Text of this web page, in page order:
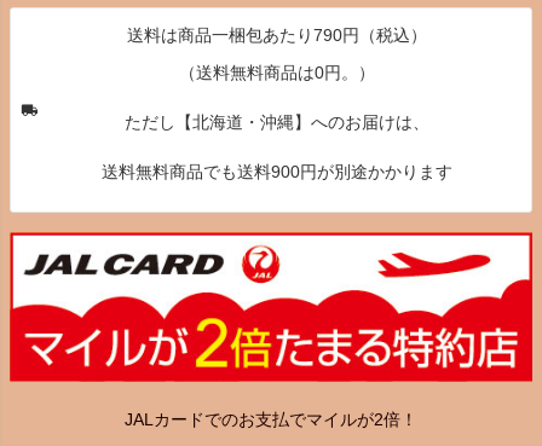
送料は商品一梱包あたり790円（税込）
（送料無料商品は0円。）
ただし【北海道・沖縄】へのお届けは、
送料無料商品でも送料900円が別途かかります
JALカードでのお支払でマイルが2倍！